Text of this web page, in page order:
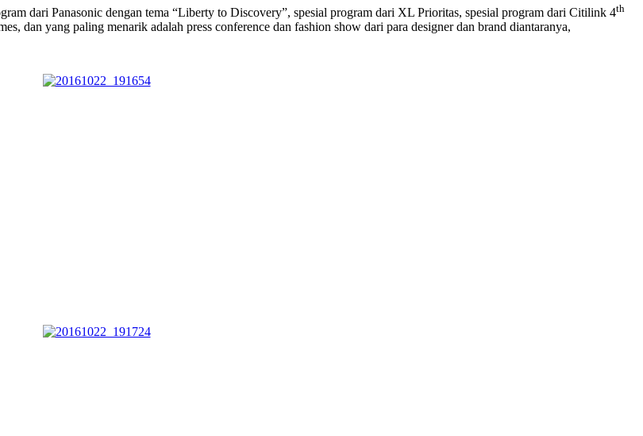
dari Panasonic dengan tema “Liberty to Discovery”, spesial program dari XL Prioritas, spesial program dari Citilink 4th
dan yang paling menarik adalah press conference dan fashion show dari para designer dan brand diantaranya,